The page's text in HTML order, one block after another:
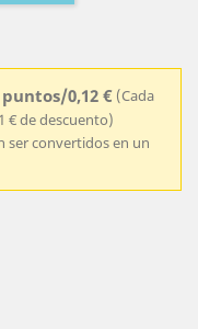
puntos/0,12 € (Cada
€ de descuento)
ser convertidos en un